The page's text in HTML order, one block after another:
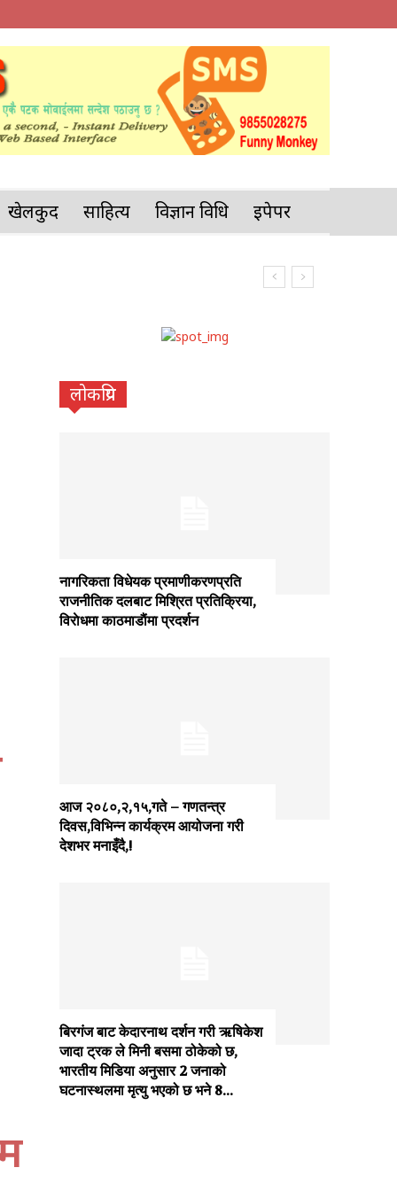
खेलकुद साहित्य विज्ञान प्रविधि इपेपर
लोकप्रिय
नागरिकता विधेयक प्रमाणीकरणप्रति
राजनीतिक दलबाट मिश्रित प्रतिक्रिया,
विराेधमा काठमाडाैंमा प्रदर्शन
आज २०८०,२,१५,गते – गणतन्त्र
दिवस,विभिन्न कार्यक्रम आयोजना गरी
देशभर मनाइँदै,!
बिरगंज बाट केदारनाथ दर्शन गरी ऋषिकेश
जादा ट्रक ले मिनी बसमा ठोकेको छ,
भारतीय मिडिया अनुसार 2 जनाको
घटनास्थलमा मृत्यु भएको छ भने 8...